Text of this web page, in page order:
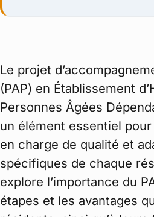
Le projet
(PAP) en Établissement
Personnes Âgées
un élément essentiel
en charge de qualité et
spécifiques de chaque
explore l’importance du
étapes et les avantages